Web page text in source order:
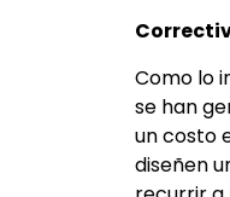
Como lo
se han
un costo
diseñen